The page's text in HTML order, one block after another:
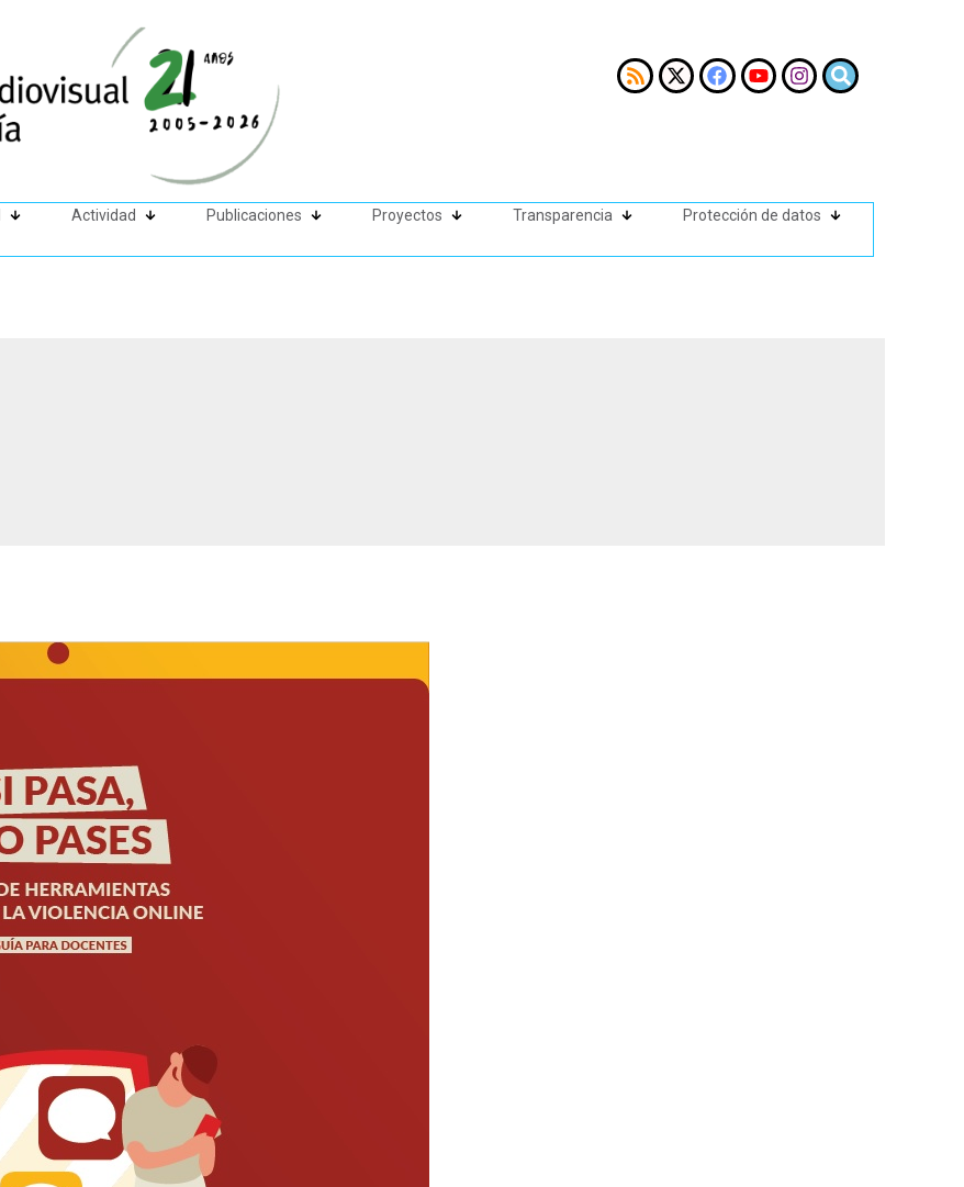
Actividad Publicaciones Proyectos Transparencia Protección de datos